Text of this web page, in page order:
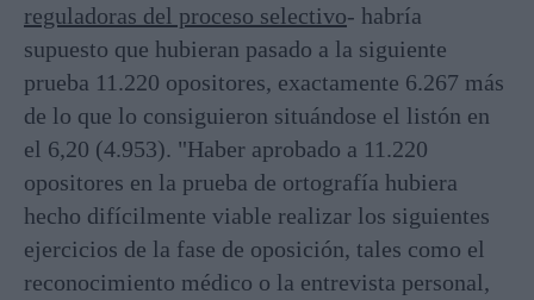
reguladoras del proceso selectivo- habría
supuesto que hubieran pasado a la siguiente
prueba 11.220 opositores, exactamente 6.267 más
de lo que lo consiguieron situándose el listón en
el 6,20 (4.953). "Haber aprobado a 11.220
opositores en la prueba de ortografía hubiera
hecho difícilmente viable realizar los siguientes
ejercicios de la fase de oposición, tales como el
reconocimiento médico o la entrevista personal,